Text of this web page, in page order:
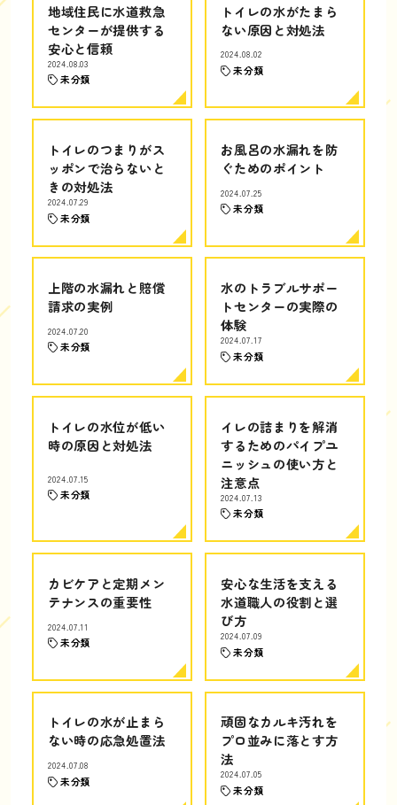
地域住民に水道救急
センターが提供する
安心と信頼
2024.08.03
未分類
トイレの水がたまら
ない原因と対処法
2024.08.02
未分類
トイレのつまりがス
ッポンで治らないと
きの対処法
2024.07.29
未分類
お風呂の水漏れを防
ぐためのポイント
2024.07.25
未分類
上階の水漏れと賠償
請求の実例
2024.07.20
未分類
水のトラブルサポー
トセンターの実際の
体験
2024.07.17
未分類
トイレの水位が低い
時の原因と対処法
2024.07.15
未分類
イレの詰まりを解消
するためのパイプユ
ニッシュの使い方と
注意点
2024.07.13
未分類
カビケアと定期メン
テナンスの重要性
2024.07.11
未分類
安心な生活を支える
水道職人の役割と選
び方
2024.07.09
未分類
トイレの水が止まら
ない時の応急処置法
2024.07.08
未分類
頑固なカルキ汚れを
プロ並みに落とす方
法
2024.07.05
未分類